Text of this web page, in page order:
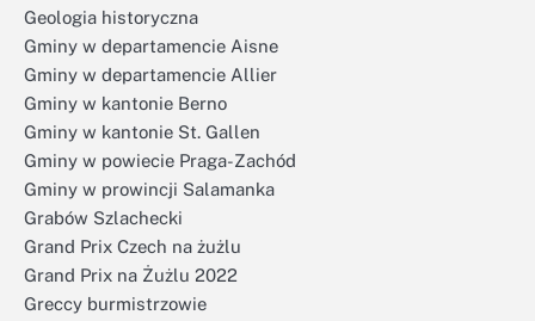
Geologia historyczna
Gminy w departamencie Aisne
Gminy w departamencie Allier
Gminy w kantonie Berno
Gminy w kantonie St. Gallen
Gminy w powiecie Praga-Zachód
Gminy w prowincji Salamanka
Grabów Szlachecki
Grand Prix Czech na żużlu
Grand Prix na Żużlu 2022
Greccy burmistrzowie